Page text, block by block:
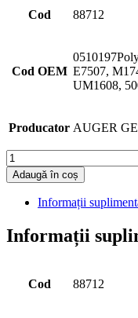
Cod 88712
Cod OEM E7507,
UM1608,
Producator AUGER
Cantitate
Adaugă în coș
Informații
Informații
Cod 88712